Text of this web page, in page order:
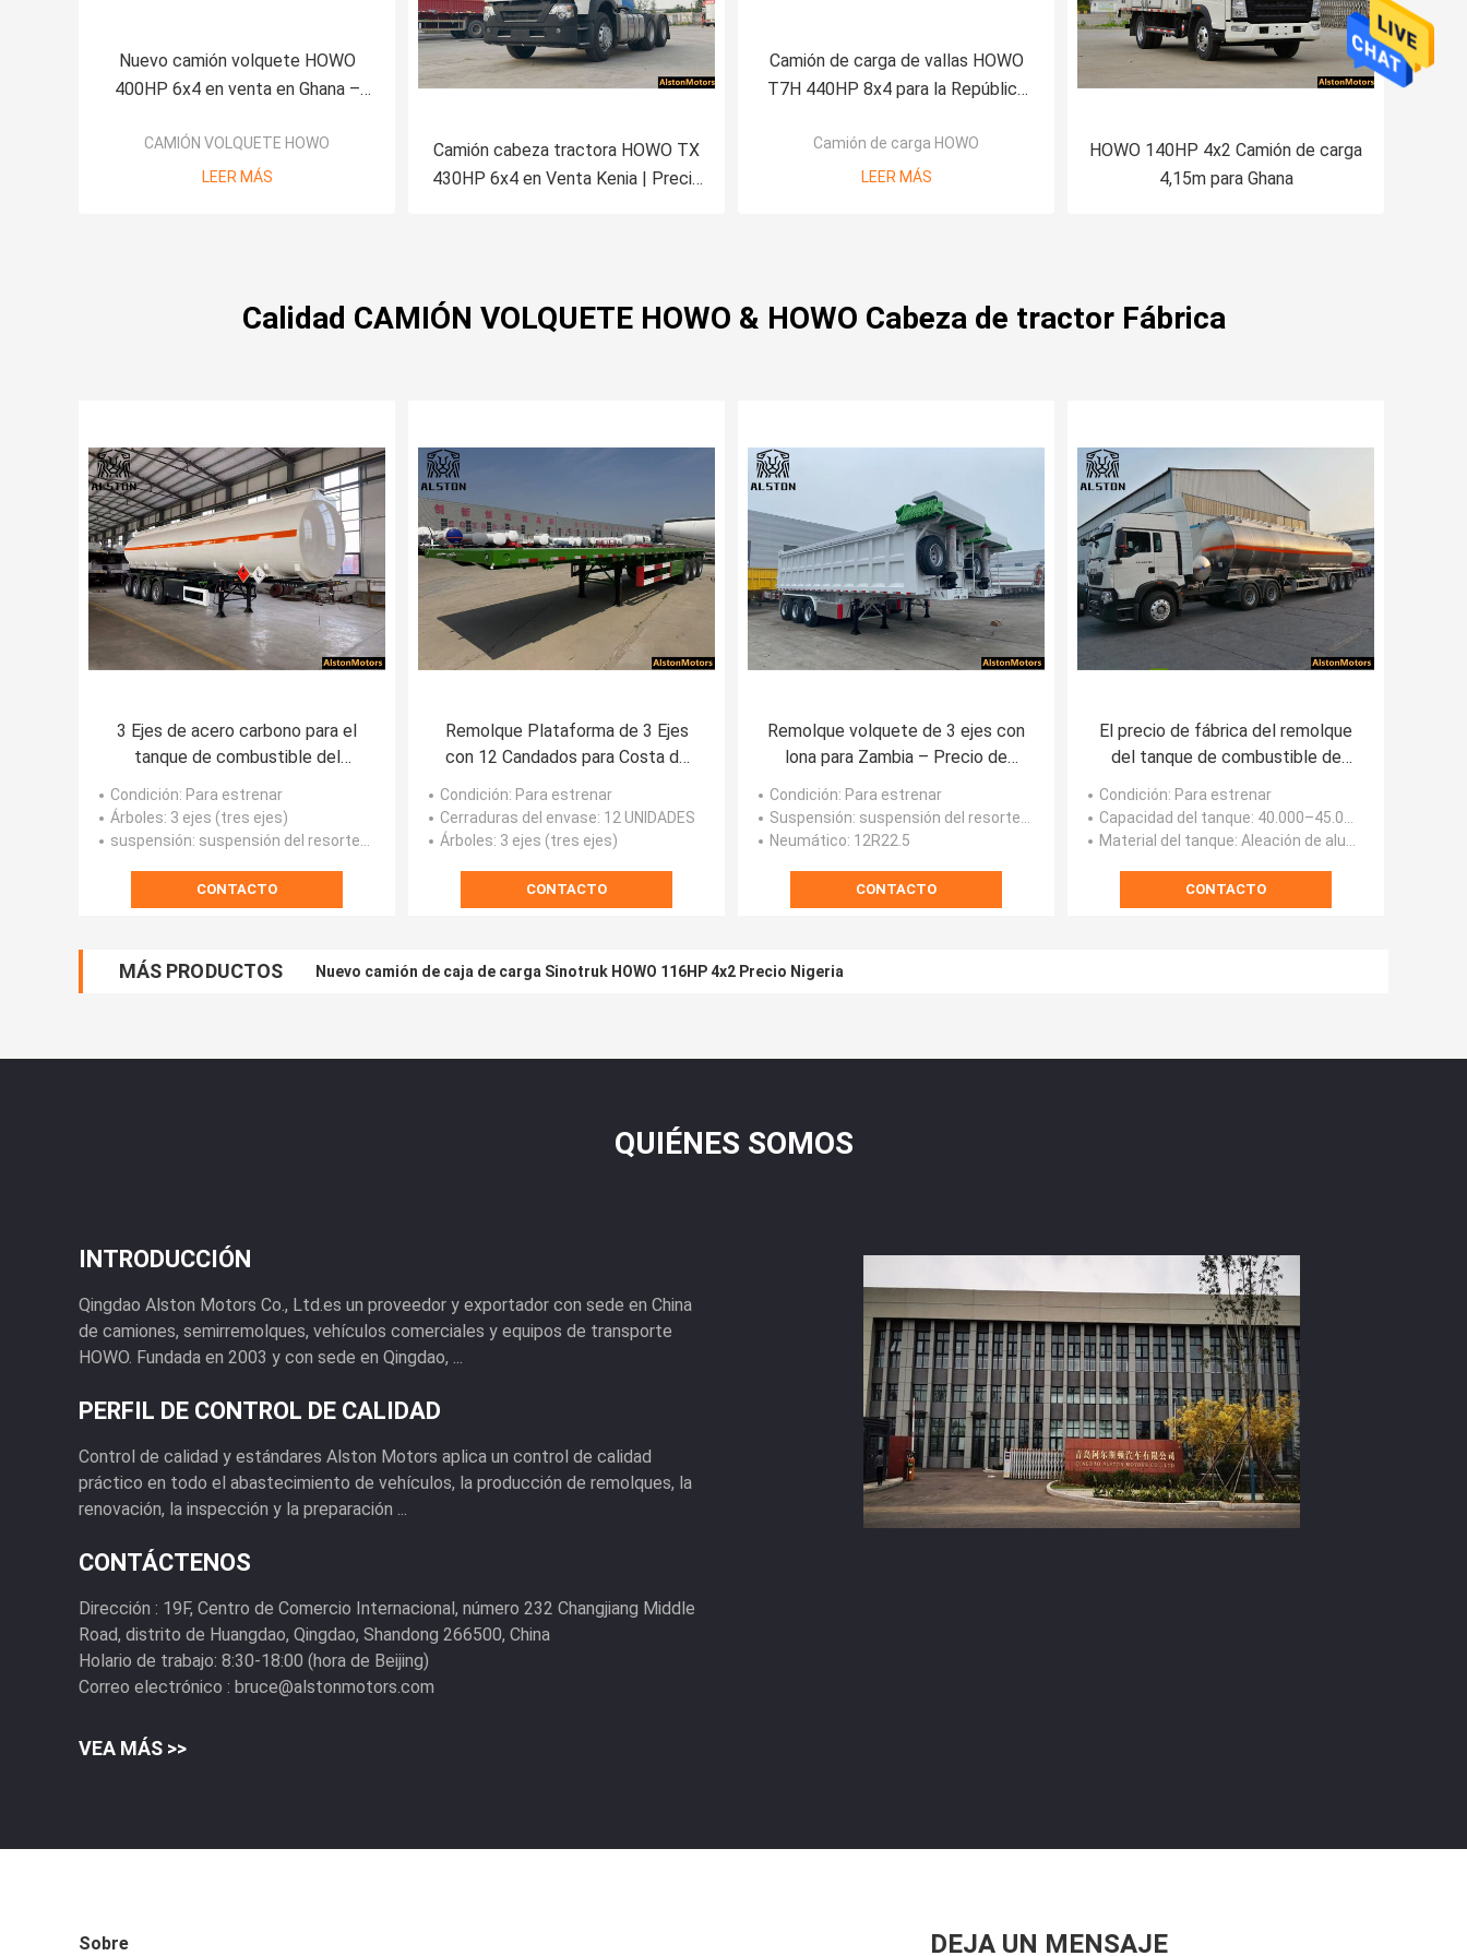
Nuevo camión volquete HOWO
400HP 6x4 en venta en Ghana –
CIF Puerto de Tema
CAMIÓN VOLQUETE HOWO
LEER MÁS
Camión cabeza tractora HOWO TX
430HP 6x4 en Venta Kenia | Precio
Camión de carga de vallas HOWO
T7H 440HP 8x4 para la República
fábrica
Camión de carga HOWO
LEER MÁS
HOWO 140HP 4x2 Camión de carga
4,15m para Ghana
Calidad CAMIÓN VOLQUETE HOWO & HOWO Cabeza de tractor Fábrica
3 Ejes de acero carbono para el
tanque de combustible del
remolque para Nigeria precio de
fábrica
Condición: Para estrenar
Árboles: 3 ejes (tres ejes)
suspensión: suspensión del resorte plano
CONTACTO
Remolque Plataforma de 3 Ejes
con 12 Candados para Costa de
Marfil – Precio de Fábrica
Condición: Para estrenar
Cerraduras del envase: 12 UNIDADES
Árboles: 3 ejes (tres ejes)
CONTACTO
Remolque volquete de 3 ejes con
lona para Zambia – Precio de
Condición: Para estrenar
Suspensión: suspensión del resorte plano
Neumático: 12R22.5
CONTACTO
El precio de fábrica del remolque
del tanque de combustible de
aluminio de 3 ejes para Argelia
Condición: Para estrenar
Capacidad del tanque: 40.000–45.000 litros
Material del tanque: Aleación de aluminio
CONTACTO
MÁS PRODUCTOS Nuevo camión de caja de carga Sinotruk HOWO 116HP 4x2 Precio Nigeria
QUIÉNES SOMOS
INTRODUCCIÓN
Qingdao Alston Motors Co., Ltd.es un proveedor y exportador con sede en China
de camiones, semirremolques, vehículos comerciales y equipos de transporte
HOWO. Fundada en 2003 y con sede en Qingdao, ...
PERFIL DE CONTROL DE CALIDAD
Control de calidad y estándares Alston Motors aplica un control de calidad
práctico en todo el abastecimiento de vehículos, la producción de remolques, la
renovación, la inspección y la preparación ...
CONTÁCTENOS
Dirección : 19F, Centro de Comercio Internacional, número 232 Changjiang Middle
Road, distrito de Huangdao, Qingdao, Shandong 266500, China
Holario de trabajo: 8:30-18:00 (hora de Beijing)
Correo electrónico : bruce@alstonmotors.com
VEA MÁS >>
Sobre DEJA UN MENSAJE